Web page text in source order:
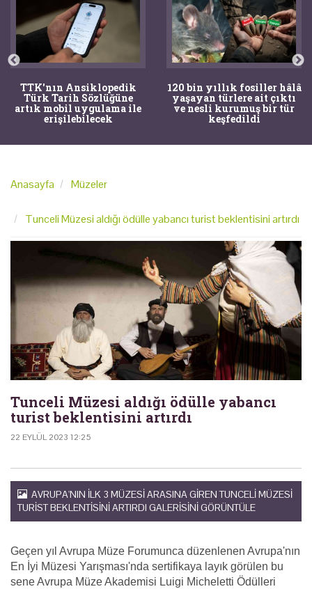
TTK'nın Ansiklopedik
Türk Tarih Sözlüğüne
artık mobil uygulama ile
erişilebilecek
120 bin yıllık fosiller hâlâ
yaşayan türlere ait çıktı
ve nesli kurumuş bir tür
keşfedildi
Anasayfa Müzeler
Tunceli Müzesi aldığı ödülle yabancı turist beklentisini artırdı
Tunceli Müzesi aldığı ödülle yabancı
turist beklentisini artırdı
22 EYLÜL 2023 12:25
AVRUPA'NIN ILK 3 MÜZESI ARASINA GIREN TUNCELI MÜZESI
TURIST BEKLENTISINI ARTIRDI GALERISINI GÖRÜNTÜLE
Geçen yıl Avrupa Müze Forumunca düzenlenen Avrupa'nın
En İyi Müzesi Yarışması'nda sertifikaya layık görülen bu
sene Avrupa Müze Akademisi Luigi Micheletti Ödülleri